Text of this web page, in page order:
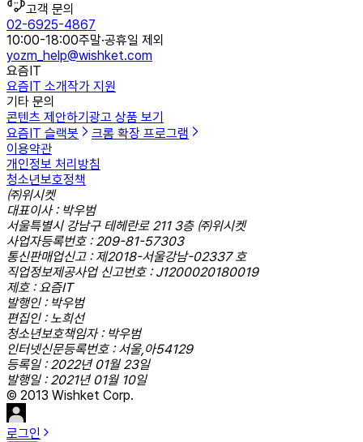
고객 문의
02-6925-4867
10:00-18:00주말·공휴일 제외
yozm_help@wishket.com
요즘IT
요즘IT 소개작가 지원
기타 문의
콘텐츠 제안하기광고 상품 보기
요즘IT 슬랙봇
크롬 확장 프로그램
이용약관
개인정보 처리방침
청소년보호정책
㈜위시켓
대표이사 : 박우범
서울특별시 강남구 테헤란로 211 3층 ㈜위시켓
사업자등록번호 : 209-81-57303
통신판매업신고 : 제2018-서울강남-02337 호
직업정보제공사업 신고번호 : J1200020180019
제호 : 요즘IT
발행인 : 박우범
편집인 : 노희선
청소년보호책임자 : 박우범
인터넷신문등록번호 : 서울,아54129
등록일 : 2022년 01월 23일
발행일 : 2021년 01월 10일
© 2013 Wishket Corp.
로그인